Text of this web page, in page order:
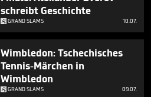
schreibt Geschichte
GRAND SLAMS 10.07.
Wimbledon: Tschechisches
Tennis-Märchen in
Wimbledon
GRAND SLAMS 09.07.